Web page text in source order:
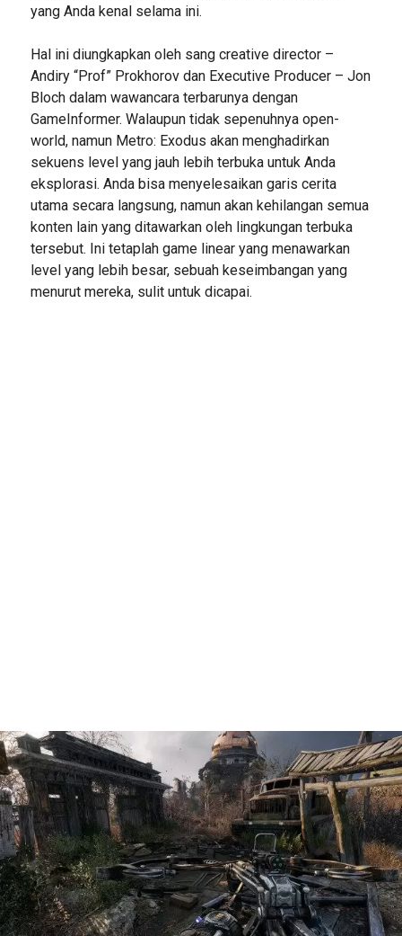
yang Anda kenal selama ini.
Hal ini diungkapkan oleh sang creative director –
Andiry “Prof” Prokhorov dan Executive Producer – Jon
Bloch dalam wawancara terbarunya dengan
GameInformer. Walaupun tidak sepenuhnya open-
world, namun Metro: Exodus akan menghadirkan
sekuens level yang jauh lebih terbuka untuk Anda
eksplorasi. Anda bisa menyelesaikan garis cerita
utama secara langsung, namun akan kehilangan semua
konten lain yang ditawarkan oleh lingkungan terbuka
tersebut. Ini tetaplah game linear yang menawarkan
level yang lebih besar, sebuah keseimbangan yang
menurut mereka, sulit untuk dicapai.